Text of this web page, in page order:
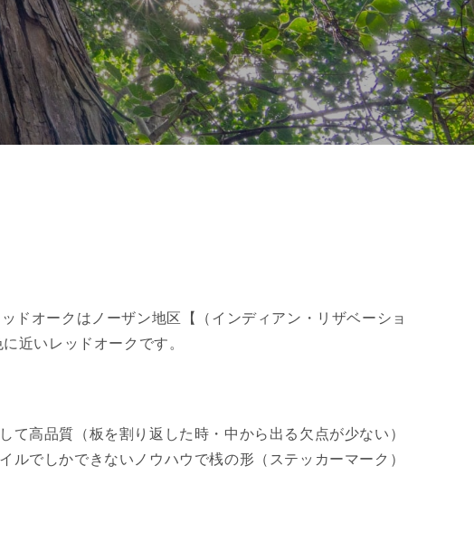
ドオークはノーザン地区【（インディアン・リザベーショ
近いレッドオークです。
高品質（板を割り返した時・中から出る欠点が少ない）
でしかできないノウハウで桟の形（ステッカーマーク）